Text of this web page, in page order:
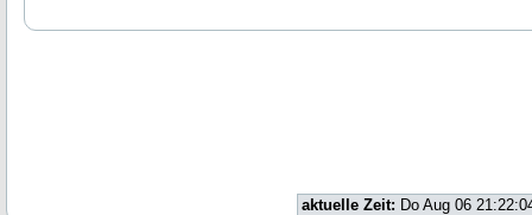
aktuelle Zeit: Do Aug 06